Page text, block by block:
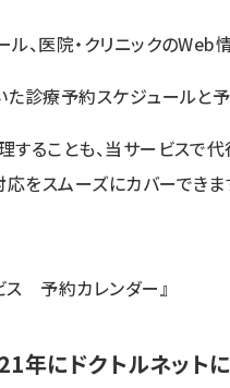
ル、医院・クリニックの
た診療予約スケジュールと
することも、当サービスで代
をスムーズにカバーできま
予約カレンダー』
年にドクトルネット